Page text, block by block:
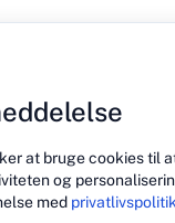
at bruge cookies til
og
med privatlivspolitik
påKontakt